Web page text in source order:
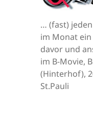
… (fast)
im Monat
davor und
im B-Movie,
(Hinterhof),
St.Pauli